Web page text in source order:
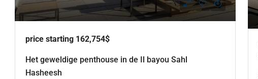
price starting 162,754$
Het geweldige penthouse in de Il bayou Sahl
Hasheesh